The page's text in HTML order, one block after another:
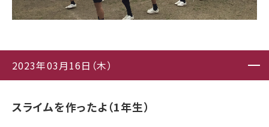
2023年03月16日（木）
スライムを作ったよ（1年生）